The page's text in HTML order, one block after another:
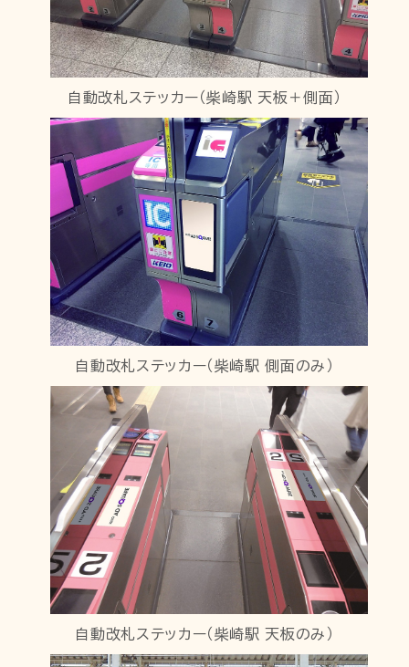
自動改札ステッカー（柴崎駅 天板＋側面）
自動改札ステッカー（柴崎駅 側面のみ）
自動改札ステッカー（柴崎駅 天板のみ）